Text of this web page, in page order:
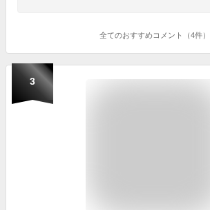
全てのおすすめコメント（4件）
3